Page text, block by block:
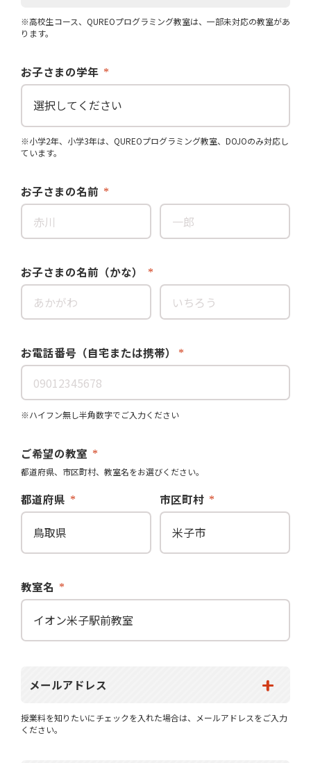
※高校生コース、QUREOプログラミング教室は、一部未対応の教室があ
ります。
お子さまの学年
※小学2年、小学3年は、QUREOプログラミング教室、DOJOのみ対応し
ています。
お子さまの名前
お子さまの名前（かな）
お電話番号（自宅または携帯）
※ハイフン無し半角数字でご入力ください
ご希望の教室
都道府県、市区町村、教室名をお選びください。
都道府県 市区町村
教室名
メールアドレス
授業料を知りたいにチェックを入れた場合は、メールアドレスをご入力
ください。